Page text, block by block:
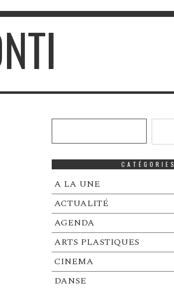
CATÉGORIES
A LA UNE
ACTUALITÉ
AGENDA
ARTS PLASTIQUES
CINEMA
DANSE